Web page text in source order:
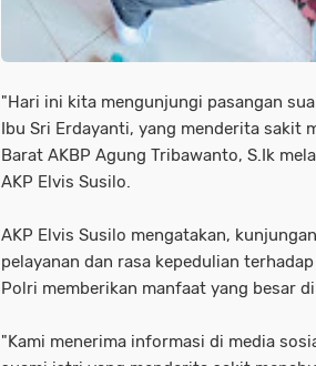
"Hari ini kita mengunjungi pasangan
Ibu Sri Erdayanti, yang menderita sakit
Barat AKBP Agung Tribawanto, S.Ik
AKP Elvis Susilo.
AKP Elvis Susilo mengatakan,
pelayanan dan rasa kepedulian
Polri memberikan manfaat yang besar
"Kami menerima informasi di media